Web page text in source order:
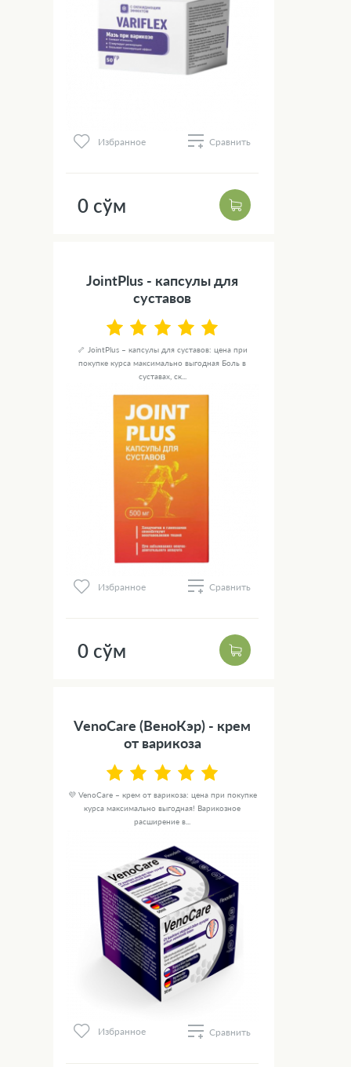
Избранное Сравнить
0 сўм
JointPlus - капсулы для
суставов
🦴 JointPlus – капсулы для суставов: цена при
покупке курса максимально выгодная Боль в
суставах, ск...
Избранное Сравнить
0 сўм
VenoCare (ВеноКэр) - крем
от варикоза
💜 VenoCare – крем от варикоза: цена при покупке
курса максимально выгодная! Варикозное
расширение в...
Избранное Сравнить